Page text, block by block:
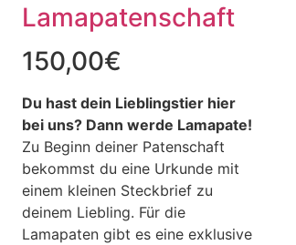
Lamapatenschaft
150,00€
Du hast dein Lieblingstier hier
bei uns? Dann werde Lamapate!
Zu Beginn deiner Patenschaft
bekommst du eine Urkunde mit
einem kleinen Steckbrief zu
deinem Liebling. Für die
Lamapaten gibt es eine exklusive